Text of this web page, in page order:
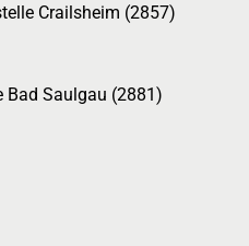
Crailsheim (2857)
Bad Saulgau (2881)